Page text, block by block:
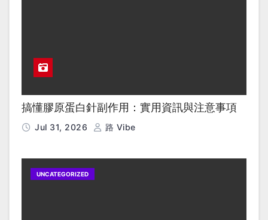
搞懂膠原蛋白針副作用：實用資訊與注意事項
Jul 31, 2026 路 Vibe
UNCATEGORIZED